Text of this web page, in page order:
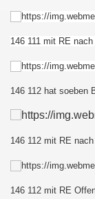
146 111 mit RE
146 112 hat soeben
146 112 mit RE
146 112 mit RE